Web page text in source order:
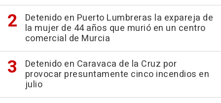
Detenido en Puerto Lumbreras la expareja de
la mujer de 44 años que murió en un centro
comercial de Murcia
Detenido en Caravaca de la Cruz por
provocar presuntamente cinco incendios en
julio